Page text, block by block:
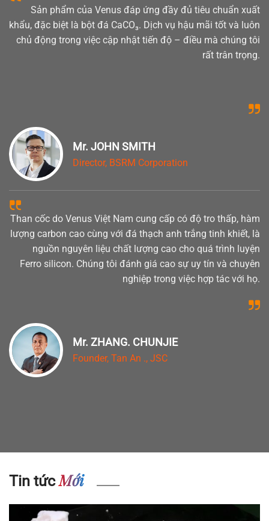
Sản phẩm của Venus đáp ứng đầy đủ tiêu chuẩn xuất
khẩu, đặc biệt là bột đá CaCO₃. Dịch vụ hậu mãi tốt và luôn
chủ động trong việc cập nhật tiến độ – điều mà chúng tôi
rất trân trọng.
Mr. JOHN SMITH
Director, BSRM Corporation
Than cốc do Venus Việt Nam cung cấp có độ tro thấp, hàm
lượng carbon cao cùng với đá thạch anh trắng tinh khiết, là
nguồn nguyên liệu chất lượng cao cho quá trình luyện
Ferro silicon. Chúng tôi đánh giá cao sự uy tín và chuyên
nghiệp trong việc hợp tác với họ.
Mr. ZHANG. CHUNJIE
Founder, Tan An ., JSC
Tin tứcMới